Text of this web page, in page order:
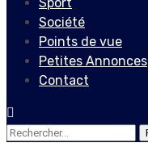
Société
Points de vue
Petites Annonces
Contact
Rechercher :